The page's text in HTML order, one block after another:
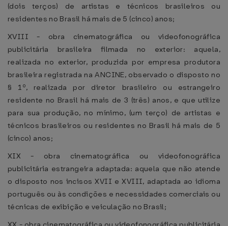
(dois terços) de artistas e técnicos brasileiros ou
residentes no Brasil há mais de 5 (cinco) anos;
XVIII - obra cinematográfica ou videofonográfica
publicitária brasileira filmada no exterior: aquela,
realizada no exterior, produzida por empresa produtora
brasileira registrada na ANCINE, observado o disposto no
§ 1º, realizada por diretor brasileiro ou estrangeiro
residente no Brasil há mais de 3 (três) anos, e que utilize
para sua produção, no mínimo, (um terço) de artistas e
técnicos brasileiros ou residentes no Brasil há mais de 5
(cinco) anos;
XIX - obra cinematográfica ou videofonográfica
publicitária estrangeira adaptada: aquela que não atende
o disposto nos incisos XVII e XVIII, adaptada ao idioma
português ou às condições e necessidades comerciais ou
técnicas de exibição e veiculação no Brasil;